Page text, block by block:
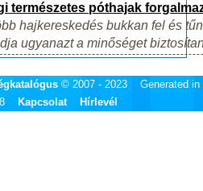
természetes póthajak
hajkereskedés bukkan fel és
ugyanazt a minőséget
© 2007 - 2023 Generated in
8
Kapcsolat Hírlevél